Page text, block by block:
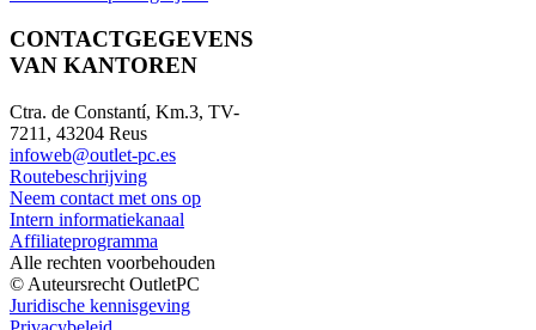
CONTACTGEGEVENS
VAN KANTOREN
Ctra. de Constantí, Km.3, TV-
7211, 43204 Reus
infoweb@outlet-pc.es
Routebeschrijving
Neem contact met ons op
Intern informatiekanaal
Affiliateprogramma
Alle rechten voorbehouden
© Auteursrecht OutletPC
Juridische kennisgeving